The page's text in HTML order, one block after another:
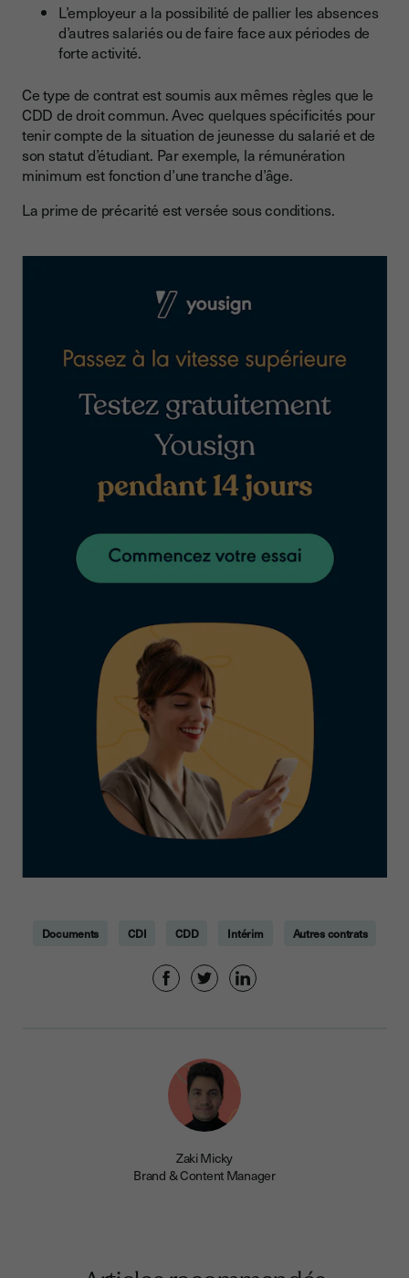
L’employeur a la possibilité de pallier les absences
d’autres salariés ou de faire face aux périodes de
forte activité.
Ce type de contrat est soumis aux mêmes règles que le
CDD de droit commun. Avec quelques spécificités pour
tenir compte de la situation de jeunesse du salarié et de
son statut d’étudiant. Par exemple, la rémunération
minimum est fonction d’une tranche d’âge.
La prime de précarité est versée sous conditions.
Documents CDI CDD Intérim Autres contrats
Zaki Micky
Brand & Content Manager